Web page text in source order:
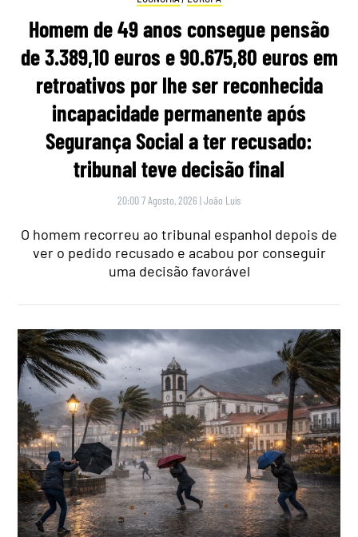
Homem de 49 anos consegue pensão
de 3.389,10 euros e 90.675,80 euros em
retroativos por lhe ser reconhecida
incapacidade permanente após
Segurança Social a ter recusado:
tribunal teve decisão final
20:00 7 Agosto, 2026 |João Luís
O homem recorreu ao tribunal espanhol depois de
ver o pedido recusado e acabou por conseguir
uma decisão favorável